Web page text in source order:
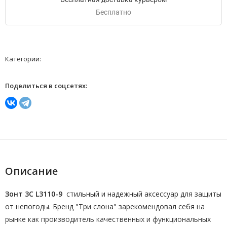
Бесплатно
Категории:
Поделиться в соцсетях:
Описание
Зонт 3C L3110-9 стильный и надежный аксессуар для защиты
от непогоды. Бренд "Три слона" зарекомендовал себя на
рынке как производитель качественных и функциональных